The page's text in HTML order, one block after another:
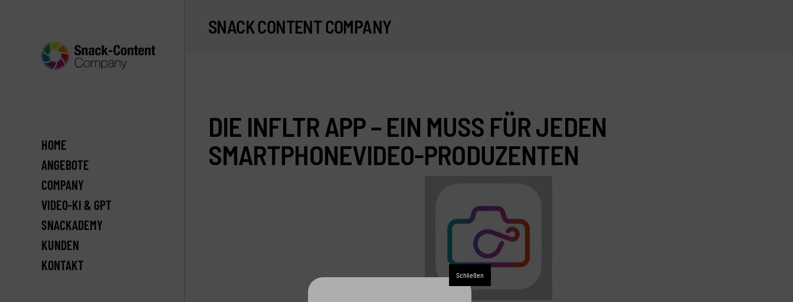
HOME
ANGEBOTE
COMPANY
VIDEO-KI & GPT
SNACKADEMY
KUNDEN
KONTAKT
SNACK CONTENT COMPANY
DIE INFLTR APP – EIN MUSS FÜR JEDEN
SMARTPHONEVIDEO-PRODUZENTEN